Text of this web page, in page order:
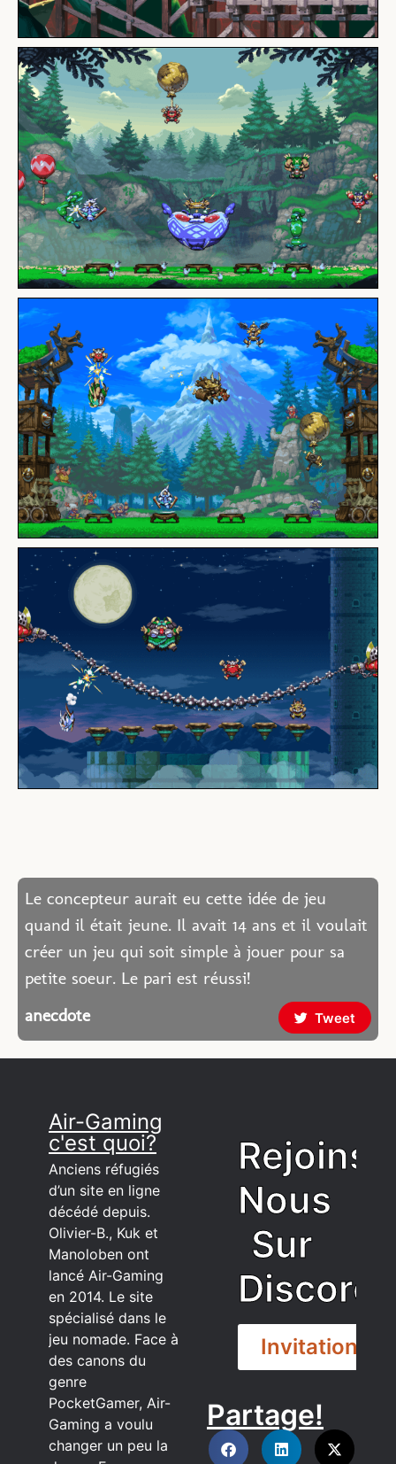
Le concepteur aurait eu cette idée de jeu
quand il était jeune. Il avait 14 ans et il voulait
créer un jeu qui soit simple à jouer pour sa
petite soeur. Le pari est réussi!
anecdote
Tweet
Air-Gaming
c'est quoi?
Anciens réfugiés
d’un site en ligne
décédé depuis.
Olivier-B., Kuk et
Manoloben ont
lancé Air-Gaming
en 2014. Le site
spécialisé dans le
jeu nomade. Face à
des canons du
genre
PocketGamer, Air-
Gaming a voulu
changer un peu la
Rejoins
Nous
Sur
Discord
Invitation
DISCORD
Partage!